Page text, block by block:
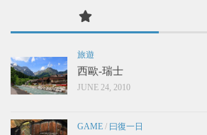
旅遊
西歐-瑞士
JUNE 24, 2010
GAME / 曰復一日